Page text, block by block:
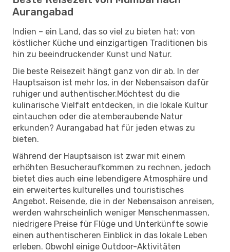
Aurangabad
Indien – ein Land, das so viel zu bieten hat: von
köstlicher Küche und einzigartigen Traditionen bis
hin zu beeindruckender Kunst und Natur.
Die beste Reisezeit hängt ganz von dir ab. In der
Hauptsaison ist mehr los, in der Nebensaison dafür
ruhiger und authentischer.Möchtest du die
kulinarische Vielfalt entdecken, in die lokale Kultur
eintauchen oder die atemberaubende Natur
erkunden? Aurangabad hat für jeden etwas zu
bieten.
Während der Hauptsaison ist zwar mit einem
erhöhten Besucheraufkommen zu rechnen, jedoch
bietet dies auch eine lebendigere Atmosphäre und
ein erweitertes kulturelles und touristisches
Angebot. Reisende, die in der Nebensaison anreisen,
werden wahrscheinlich weniger Menschenmassen,
niedrigere Preise für Flüge und Unterkünfte sowie
einen authentischeren Einblick in das lokale Leben
erleben. Obwohl einige Outdoor-Aktivitäten